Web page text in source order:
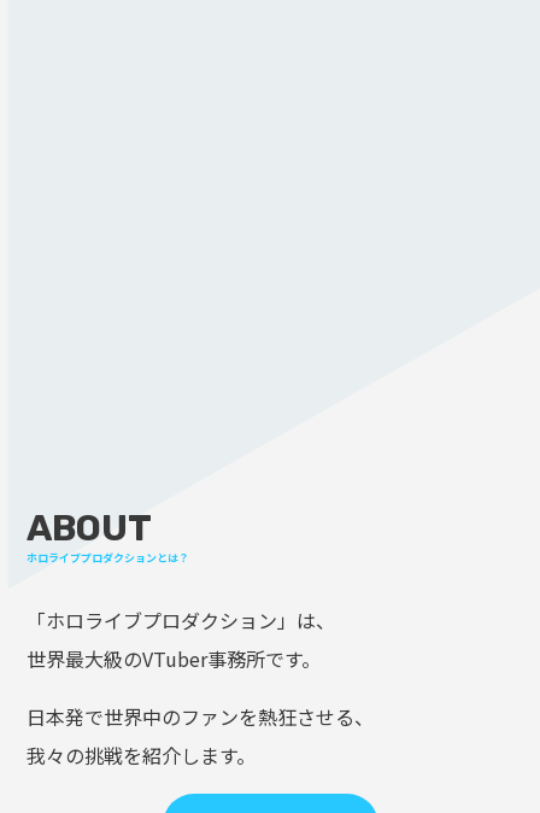
ABOUT
ホロライブプロダクションとは？
「ホロライブプロダクション」は、
世界最大級のVTuber事務所です。
日本発で世界中のファンを熱狂させる、
我々の挑戦を紹介します。